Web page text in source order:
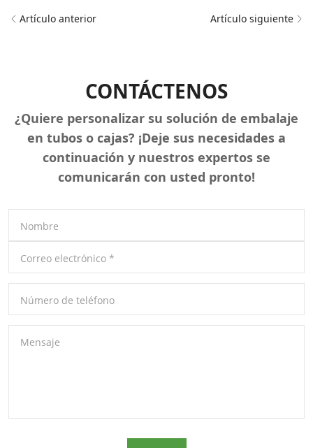
Artículo anterior Artículo siguiente
CONTÁCTENOS
¿Quiere personalizar su solución de embalaje
en tubos o cajas? ¡Deje sus necesidades a
continuación y nuestros expertos se
comunicarán con usted pronto!
Nombre
Correo electrónico *
Número de teléfono
Mensaje